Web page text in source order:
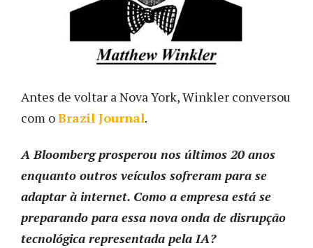
Antes de voltar a Nova York, Winkler conversou
com oBrazil Journal.
A Bloomberg prosperou nos últimos 20 anos
enquanto outros veículos sofreram para se
adaptar à internet. Como a empresa está se
preparando para essa nova onda de disrupção
tecnológica representada pela IA?